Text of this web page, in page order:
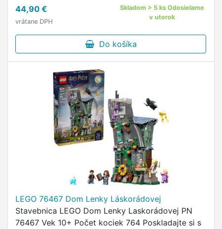
World (76975) T-rex …
44,90 €
vrátane DPH
Skladom > 5 ks Odosielame
v utorok
Do košíka
LEGO 76467 Dom Lenky Láskorádovej
Stavebnica LEGO Dom Lenky Laskorádovej PN
76467 Vek 10+ Počet kociek 764 Poskladajte si s